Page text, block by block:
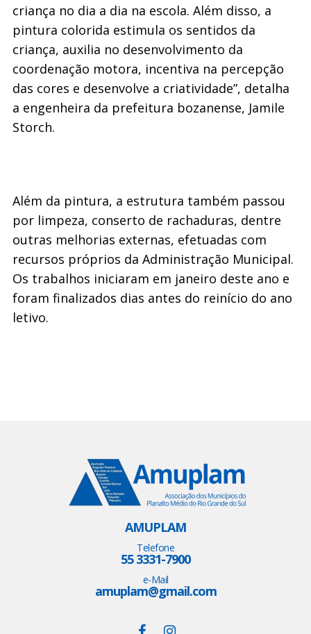
criança no dia a dia na escola. Além disso, a
pintura colorida estimula os sentidos da
criança, auxilia no desenvolvimento da
coordenação motora, incentiva na percepção
das cores e desenvolve a criatividade”, detalha
a engenheira da prefeitura bozanense, Jamile
Storch.
Além da pintura, a estrutura também passou
por limpeza, conserto de rachaduras, dentre
outras melhorias externas, efetuadas com
recursos próprios da Administração Municipal.
Os trabalhos iniciaram em janeiro deste ano e
foram finalizados dias antes do reinício do ano
letivo.
AMUPLAM
Telefone
55 3331-7900
e-Mail
amuplam@gmail.com